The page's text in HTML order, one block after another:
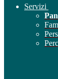
Servizi